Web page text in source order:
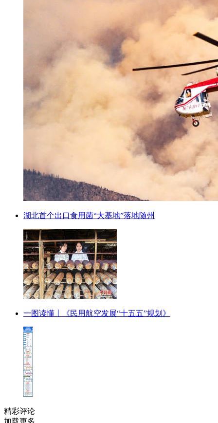
湖北首个出口食用菌“大基地”落地随州
一图读懂丨《民用航空发展“十五五”规划》
精彩评论